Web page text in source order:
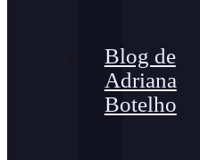
Blog de
Adriana
Botelho